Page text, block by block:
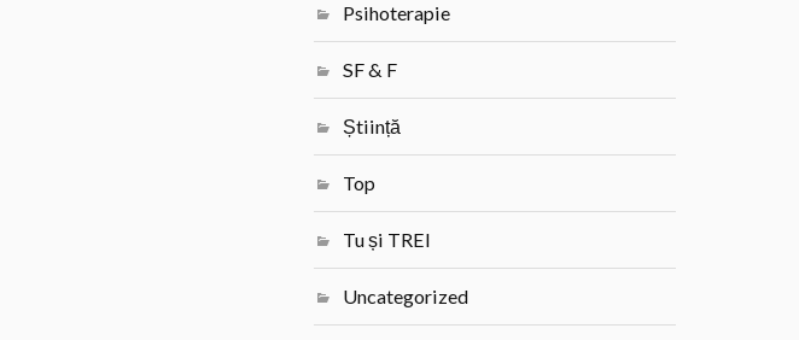
Psihoterapie
SF & F
Știință
Top
Tu și TREI
Uncategorized